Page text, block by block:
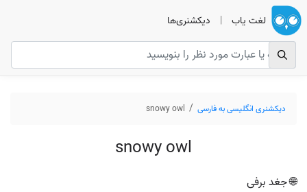
لغت یاب | دیکشنری‌ها
دیکشنری انگلیسی به فارسی snowy owl
snowy owl
🌐 جغد برفی